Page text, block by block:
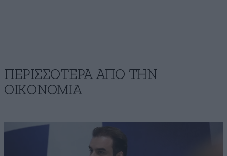
ΠΕΡΙΣΣΟΤΕΡΑ ΑΠΟ ΤΗΝ
ΟΙΚΟΝΟΜΙΑ